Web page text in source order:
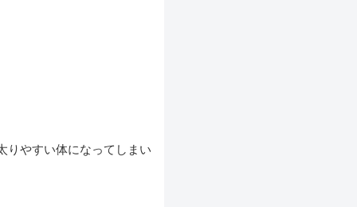
りやすい体になってしまい